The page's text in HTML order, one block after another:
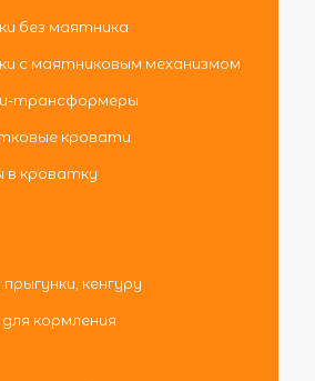
без маятника
с маятниковым механизмом
трансформеры
кровати
в кроватку
кенгуру
кормления